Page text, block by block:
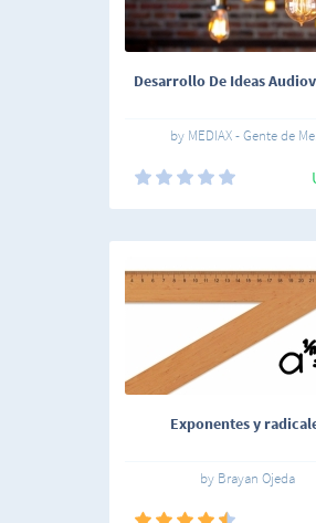
Desarrollo De Ideas
by MEDIAX - Gente de
Exponentes y
by Brayan Ojeda